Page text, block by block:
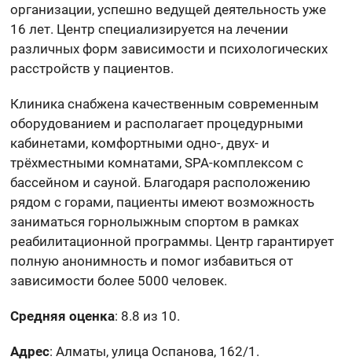
организации, успешно ведущей деятельность уже
16 лет. Центр специализируется на лечении
различных форм зависимости и психологических
расстройств у пациентов.
Клиника снабжена качественным современным
оборудованием и располагает процедурными
кабинетами, комфортными одно-, двух- и
трёхместными комнатами, SPA-комплексом с
бассейном и сауной. Благодаря расположению
рядом с горами, пациенты имеют возможность
заниматься горнолыжным спортом в рамках
реабилитационной программы. Центр гарантирует
полную анонимность и помог избавиться от
зависимости более 5000 человек.
Средняя оценка: 8.8 из 10.
Адрес: Алматы, улица Оспанова, 162/1.